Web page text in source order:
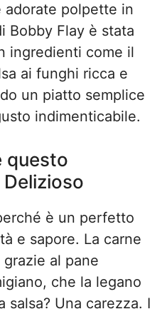
adorate polpette in
Bobby Flay è stata
ingredienti come il
ai funghi ricca e
un piatto semplice
indimenticabile.
questo
è un perfetto
e sapore. La carne
al pane
che la legano
salsa? Una carezza. I